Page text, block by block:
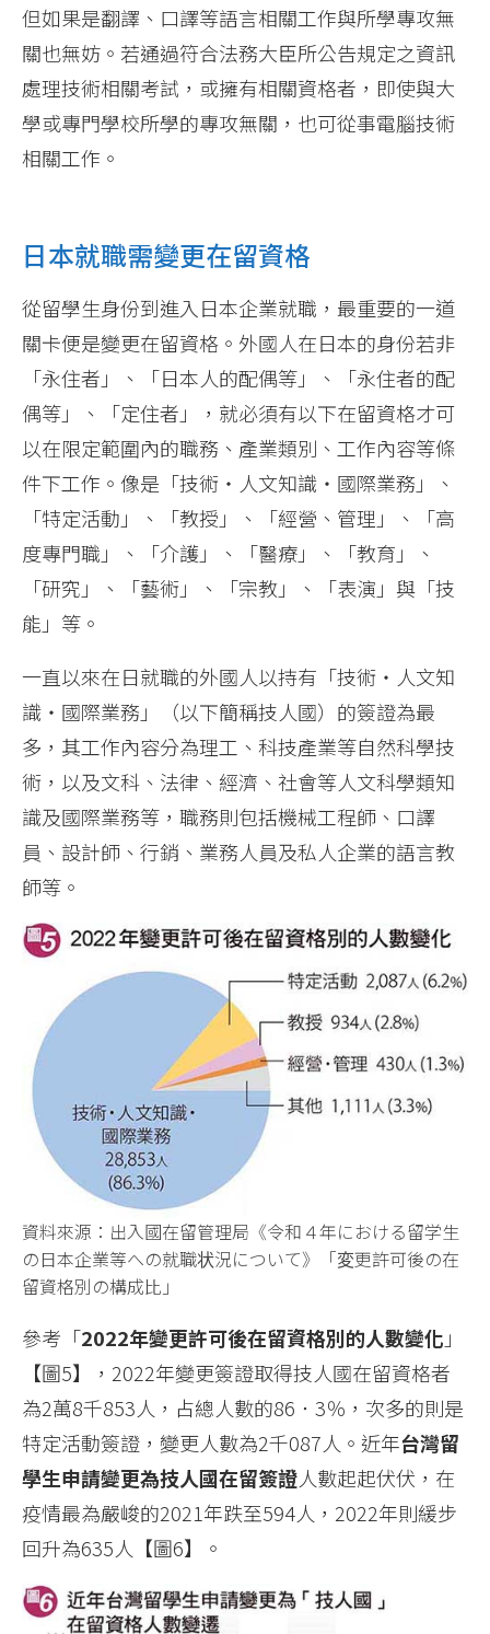
但如果是翻譯、口譯等語言相關工作與所學專攻無
關也無妨。若通過符合法務大臣所公告規定之資訊
處理技術相關考試，或擁有相關資格者，即使與大
學或專門學校所學的專攻無關，也可從事電腦技術
相關工作。
日本就職需變更在留資格
從留學生身份到進入日本企業就職，最重要的一道
關卡便是變更在留資格。外國人在日本的身份若非
「永住者」、「日本人的配偶等」、「永住者的配
偶等」、「定住者」，就必須有以下在留資格才可
以在限定範圍內的職務、產業類別、工作內容等條
件下工作。像是「技術‧人文知識‧國際業務」、
「特定活動」、「教授」、「經營、管理」、「高
度專門職」、「介護」、「醫療」、「教育」、
「研究」、「藝術」、「宗教」、「表演」與「技
能」等。
一直以來在日就職的外國人以持有「技術‧人文知
識‧國際業務」（以下簡稱技人國）的簽證為最
多，其工作內容分為理工、科技產業等自然科學技
術，以及文科、法律、經濟、社會等人文科學類知
識及國際業務等，職務則包括機械工程師、口譯
員、設計師、行銷、業務人員及私人企業的語言教
師等。
資料來源：出入國在留管理局《令和４年における留学生
の日本企業等への就職状況について》「変更許可後の在
留資格別の構成比」
參考「2022年變更許可後在留資格別的人數變化 」
【圖5】，2022年變更簽證取得技人國在留資格者
為2萬8千853人，占總人數的86．3％，次多的則是
特定活動簽證，變更人數為2千087人。近年台灣留
學生申請變更為技人國在留簽證人數起起伏伏，在
疫情最為嚴峻的2021年跌至594人，2022年則緩步
回升為635人【圖6】。